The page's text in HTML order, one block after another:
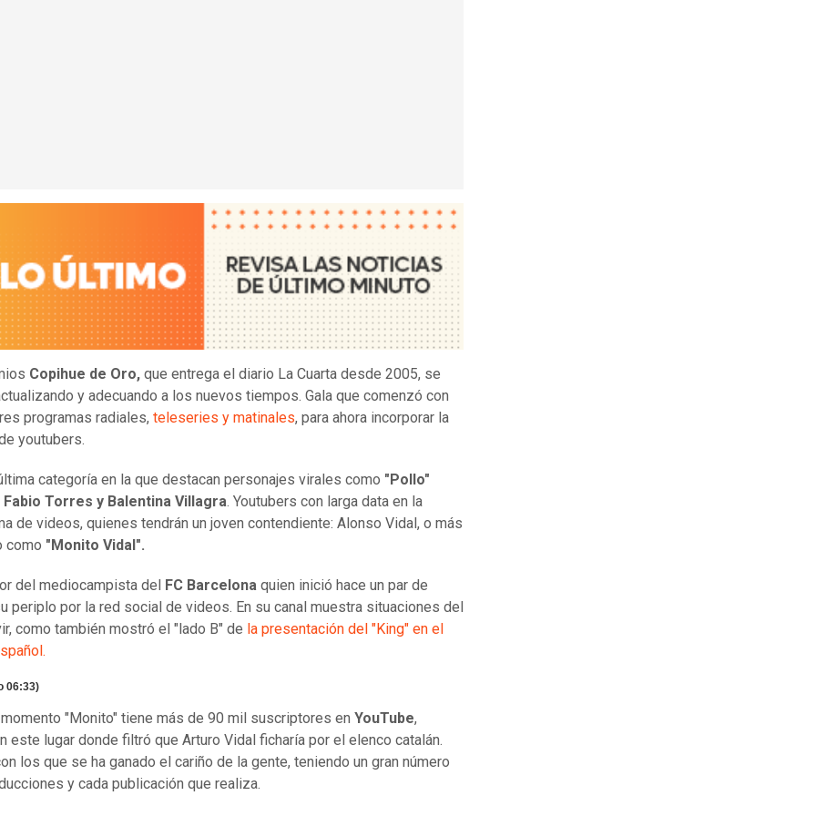
Copihue de Oro, que entrega el diario La Cuarta desde 2005, se
y adecuando a los nuevos tiempos. Gala que comenzó con
programas radiales, teleseries y matinales, para ahora incorporar la
youtubers.
categoría en la que destacan personajes virales como "Pollo"
Torres y Balentina Villagra. Youtubers con larga data en la
de videos, quienes tendrán un joven contendiente: Alonso Vidal, o más
como "Monito Vidal".
del mediocampista del FC Barcelona quien inició hace un par de
periplo por la red social de videos. En su canal muestra situaciones del
como también mostró el "lado B" de la presentación del "King" en el
06:33)
"Monito" tiene más de 90 mil suscriptores en YouTube,
este lugar donde filtró que Arturo Vidal ficharía por el elenco catalán.
los que se ha ganado el cariño de la gente, teniendo un gran número
y cada publicación que realiza.